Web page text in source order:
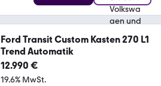
Ford Transit Custom Kasten 270 L1
Trend Automatik
12.990 €
19.6% MwSt.